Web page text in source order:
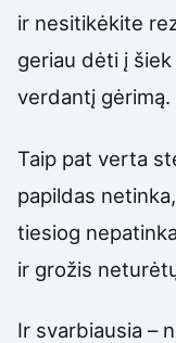
ir nesitikėkite
geriau dėti į
verdantį gėrimą.
Taip pat verta
papildas
tiesiog
ir grožis
Ir svarbiausia –